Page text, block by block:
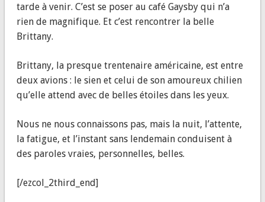
tarde à venir. C’est se poser au café Gaysby qui n’a
rien de magnifique. Et c’est rencontrer la belle
Brittany.
Brittany, la presque trentenaire américaine, est entre
deux avions : le sien et celui de son amoureux chilien
qu’elle attend avec de belles étoiles dans les yeux.
Nous ne nous connaissons pas, mais la nuit, l’attente,
la fatigue, et l’instant sans lendemain conduisent à
des paroles vraies, personnelles, belles.
[/ezcol_2third_end]